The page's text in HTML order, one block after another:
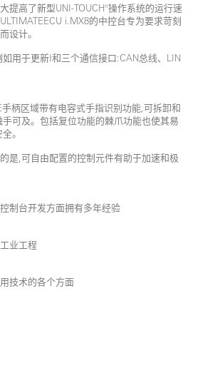
提高了新型UNI-TOUCH®操作系统的运行速
i.MX8的中控台专为要求苛刻
设计。
用于更新)和三个通信接口:CAN总线、LIN
手柄区域带有电容式手指识别功能,可拆卸和
可及。包括复位功能的棘爪功能也使其易
。
是,可自由配置的控制元件有助于加速和极
制台开发方面拥有多年经验
业工程
技术的各个方面